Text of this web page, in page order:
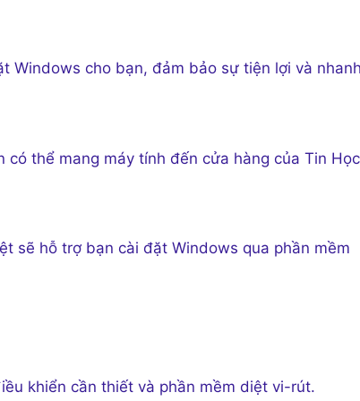
Windows cho bạn, đảm bảo sự tiện lợi và
thể mang máy tính đến cửa hàng của Tin Học
sẽ hỗ trợ bạn cài đặt Windows qua phần mềm
khiển cần thiết và phần mềm diệt vi-rút.